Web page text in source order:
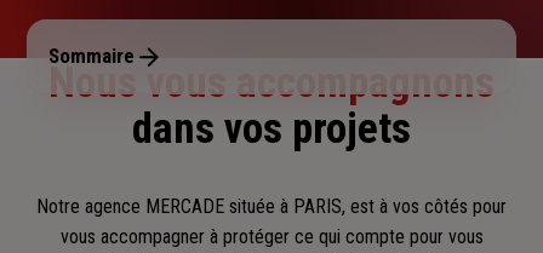
Dimanche : Fermé
Sommaire
Nous vous accompagnons
dans vos projets
Notre agence MERCADE située à PARIS, est à vos côtés pour
vous accompagner à protéger ce qui compte pour vous